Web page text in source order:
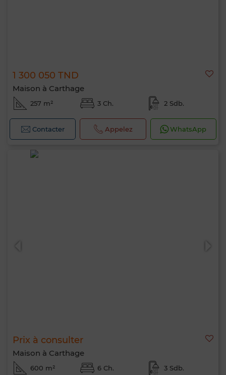
1 300 050 TND
Maison à Carthage
257 m² 3 Ch. 2 Sdb.
Contacter Appelez WhatsApp
Prix à consulter
Maison à Carthage
600 m² 6 Ch. 3 Sdb.